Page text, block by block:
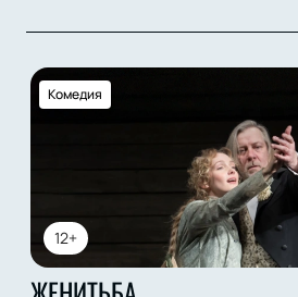
12+
Комедия